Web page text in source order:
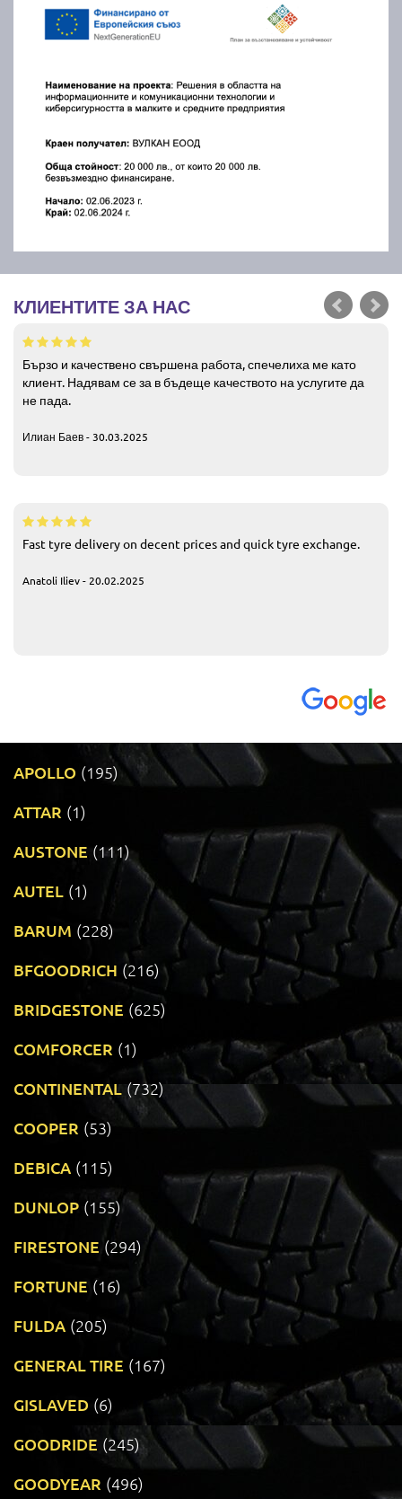
КЛИЕНТИТЕ ЗА НАС
Бързо и качествено свършена работа, спечелиха ме като
клиент. Надявам се за в бъдеще качеството на услугите да
не пада.
Илиан Баев - 30.03.2025
Fast tyre delivery on decent prices and quick tyre exchange.
Anatoli Iliev - 20.02.2025
APOLLO (195)
ATTAR (1)
AUSTONE (111)
AUTEL (1)
BARUM (228)
BFGOODRICH (216)
BRIDGESTONE (625)
COMFORCER (1)
CONTINENTAL (732)
COOPER (53)
DEBICA (115)
DUNLOP (155)
FIRESTONE (294)
FORTUNE (16)
FULDA (205)
GENERAL TIRE (167)
GISLAVED (6)
GOODRIDE (245)
GOODYEAR (496)